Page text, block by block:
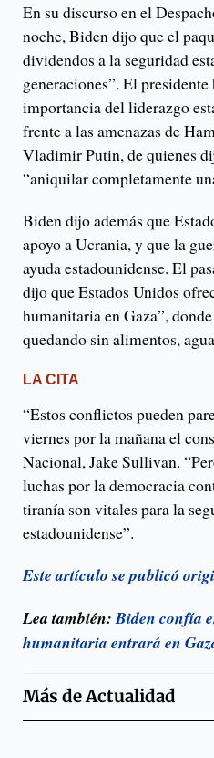
En su discurso en el
noche, Biden dijo que el
dividendos a la seguridad
generaciones”. El
importancia del liderazgo
frente a las amenazas de
Vladimir Putin, de quienes
“aniquilar completamente
Biden dijo además que
apoyo a Ucrania, y que la
ayuda estadounidense. El
dijo que Estados Unidos
humanitaria en Gaza”,
quedando sin alimentos,
LA CITA
“Estos conflictos pueden
viernes por la mañana el
Nacional, Jake Sullivan.
luchas por la democracia
tiranía son vitales para la
estadounidense”.
Este artículo se publicó
Lea también:Biden confía
humanitaria entrará en
Más deActualidad